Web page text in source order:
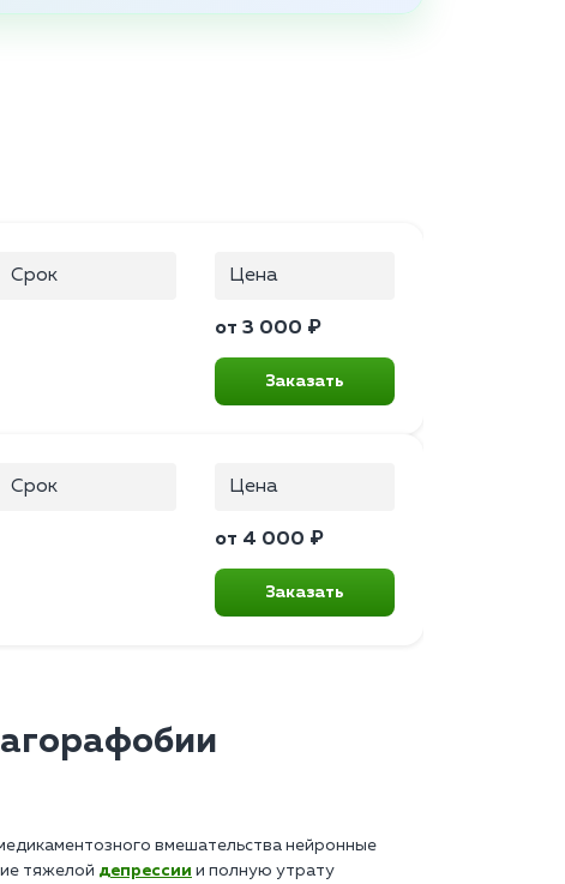
Срок Цена
от 3 000 ₽
Заказать
Срок Цена
от 4 000 ₽
Заказать
вмешательства нейронные
тяжелой депрессии и полную утрату